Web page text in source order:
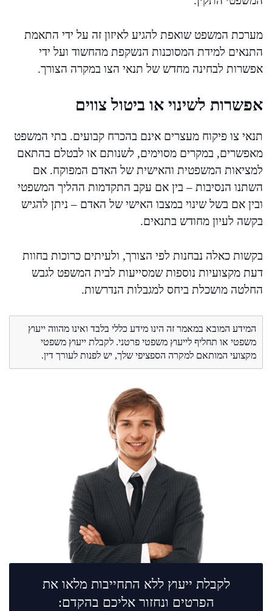
מערכת המשפט שואפת להגיע לאיזון זה על ידי התאמת
התנאים למידת המסוכנות הנשקפת מהחשוד ועל ידי
אפשרות לבחינה מחדש של תנאי הצו במקרה הצורך.
אפשרות לשינוי או ביטול צווים
תנאי צו פיקוח מעצרים אינם בהכרח קבועים. בתי המשפט
מאפשרים, במקרים מסוימים, לשנותם או לבטלם בהתאם
למציאות המשפטית והאישית של האדם המפוקח. אם
השתנו הנסיבות – בין אם עקב התקדמות ההליך המשפטי
ובין אם בשל שינוי במצבו האישי של האדם – ניתן להגיש
בקשה לעיון מחודש בתנאים.
בקשות כאלה נבחנות לפי הצורך, ולעיתים כרוכות בחוות
דעת מקצועיות נוספות שמסייעות לבית המשפט לגבש
החלטה מושכלת ביחס למגבלות הנדרשות.
המידע המובא במאמר זה הינו מידע כללי בלבד ואינו מהווה ייעוץ
משפטי או תחליף לייעוץ משפטי פרטני. לקבלת ייעוץ משפטי
מקצועי המותאם למקרה הספציפי שלך, יש לפנות לעורך דין.
לקבלת ייעוץ ללא התחייבות מלאו את
הפרטים ונחזור אליכם בהקדם: